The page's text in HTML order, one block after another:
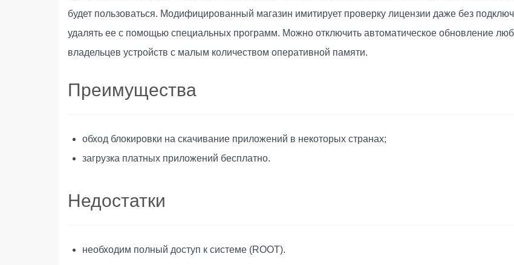
будет пользоваться. Модифицированный магазин имитирует проверку лицензии даже без
удалять ее с помощью специальных программ. Можно отключить автоматическое обновление
владельцев устройств с малым количеством оперативной памяти.
Преимущества
обход блокировки на скачивание приложений в некоторых странах;
загрузка платных приложений бесплатно.
Недостатки
необходим полный доступ к системе (ROOT).